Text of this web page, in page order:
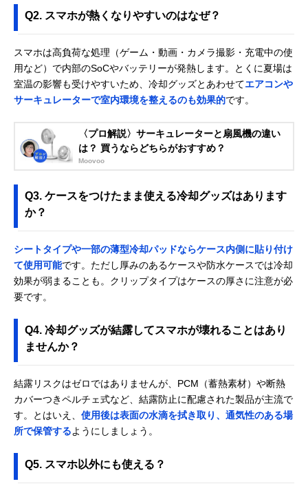
Q2. スマホが熱くなりやすいのはなぜ？
スマホは高負荷な処理（ゲーム・動画・カメラ撮影・充電中の使
用など）で内部のSoCやバッテリーが発熱します。とくに夏場は
室温の影響も受けやすいため、冷却グッズとあわせてエアコンや
サーキュレーターで室内環境を整えるのも効果的です。
〈プロ解説〉サーキュレーターと扇風機の違い
は？ 買うならどちらがおすすめ？
Moovoo
Q3. ケースをつけたまま使える冷却グッズはあります
か？
シートタイプや一部の薄型冷却パッドならケース内側に貼り付け
て使用可能です。ただし厚みのあるケースや防水ケースでは冷却
効果が弱まることも。クリップタイプはケースの厚さに注意が必
要です。
Q4. 冷却グッズが結露してスマホが壊れることはあり
ませんか？
結露リスクはゼロではありませんが、PCM（蓄熱素材）や断熱
カバーつきペルチェ式など、結露防止に配慮された製品が主流で
す。とはいえ、 使用後は表面の水滴を拭き取り、通気性のある場
所で保管するようにしましょう。
Q5. スマホ以外にも使える？